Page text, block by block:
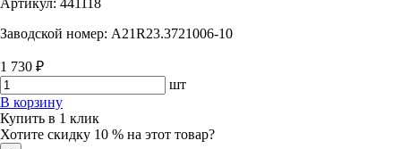
Заводской номер: A21R23.3721006-10
1 730 ₽
шт
В корзину
Купить в 1 клик
Хотите скидку 10 % на этот товар?